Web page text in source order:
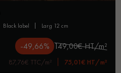
black label larg 12 cm
-49,66% 149,00€ HT/m²
87,76€ TTC/m² 75,01€ HT/m²